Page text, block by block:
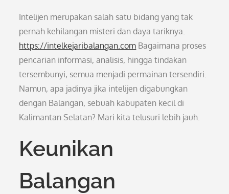
Intelijen merupakan salah satu bidang yang tak
pernah kehilangan misteri dan daya tariknya.
https://intelkejaribalangan.com Bagaimana proses
pencarian informasi, analisis, hingga tindakan
tersembunyi, semua menjadi permainan tersendiri.
Namun, apa jadinya jika intelijen digabungkan
dengan Balangan, sebuah kabupaten kecil di
Kalimantan Selatan? Mari kita telusuri lebih jauh.
Keunikan
Balangan